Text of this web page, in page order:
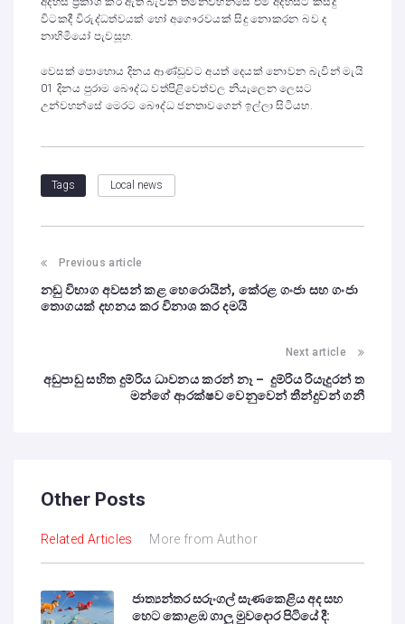
විටකදී විරුද්ධත්වයක් හෝ අගෞරවයක් සිදු නොකරන බව ද
නාහිමියෝ පැවසූහ.
වෙසක් පොහොය දිනය ආණ්ඩුවට අයත් දෙයක් නොවන බැවින් මැයි
01 දිනය පුරාම බෞද්ධ වත්පිළිවෙත්වල නියැලෙන ලෙසට
උන්වහන්සේ මෙරට බෞද්ධ ජනතාවගෙන් ඉල්ලා සිටියහ.
Tags Local news
Previous article
නඩු විභාග අවසන් කළ හෙරොයින්, කේරළ ගංජා සහ ගංජා
තොගයක් දහනය කර විනාශ කර දමයි
Next article
අඩුපාඩු සහිත දුම්රිය ධාවනය කරන් නෑ – දුම්රිය රියැදුරන් ත
මන්ගේ ආරක්ෂව වෙනුවෙන් තීන්දුවන් ගනී
Other Posts
Related Articles More from Author
ජාත්‍යන්තර සරුංගල් සැණකෙළිය අද සහ
හෙට කොළඹ ගාලු මුවදොර පිටියේ දී: